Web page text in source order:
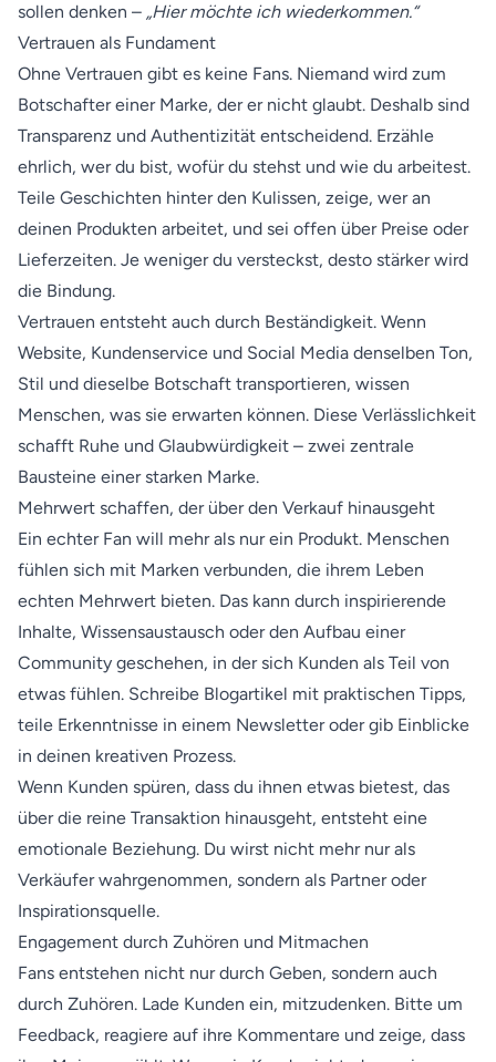
sollen denken – „Hier möchte ich wiederkommen.“
Vertrauen als Fundament
Ohne Vertrauen gibt es keine Fans. Niemand wird zum
Botschafter einer Marke, der er nicht glaubt. Deshalb sind
Transparenz und Authentizität entscheidend. Erzähle
ehrlich, wer du bist, wofür du stehst und wie du arbeitest.
Teile Geschichten hinter den Kulissen, zeige, wer an
deinen Produkten arbeitet, und sei offen über Preise oder
Lieferzeiten. Je weniger du versteckst, desto stärker wird
die Bindung.
Vertrauen entsteht auch durch Beständigkeit. Wenn
Website, Kundenservice und Social Media denselben Ton,
Stil und dieselbe Botschaft transportieren, wissen
Menschen, was sie erwarten können. Diese Verlässlichkeit
schafft Ruhe und Glaubwürdigkeit – zwei zentrale
Bausteine einer starken Marke.
Mehrwert schaffen, der über den Verkauf hinausgeht
Ein echter Fan will mehr als nur ein Produkt. Menschen
fühlen sich mit Marken verbunden, die ihrem Leben
echten Mehrwert bieten. Das kann durch inspirierende
Inhalte, Wissensaustausch oder den Aufbau einer
Community geschehen, in der sich Kunden als Teil von
etwas fühlen. Schreibe Blogartikel mit praktischen Tipps,
teile Erkenntnisse in einem Newsletter oder gib Einblicke
in deinen kreativen Prozess.
Wenn Kunden spüren, dass du ihnen etwas bietest, das
über die reine Transaktion hinausgeht, entsteht eine
emotionale Beziehung. Du wirst nicht mehr nur als
Verkäufer wahrgenommen, sondern als Partner oder
Inspirationsquelle.
Engagement durch Zuhören und Mitmachen
Fans entstehen nicht nur durch Geben, sondern auch
durch Zuhören. Lade Kunden ein, mitzudenken. Bitte um
Feedback, reagiere auf ihre Kommentare und zeige, dass